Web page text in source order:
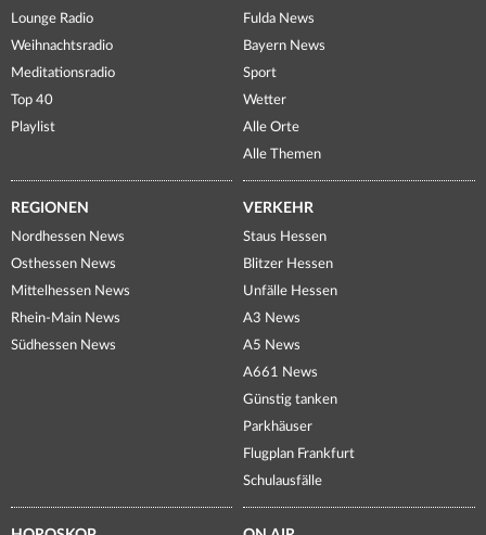
Lounge Radio
Weihnachtsradio
Meditationsradio
Top 40
Playlist
Fulda News
Bayern News
Sport
Wetter
Alle Orte
Alle Themen
REGIONEN
Nordhessen News
Osthessen News
Mittelhessen News
Rhein-Main News
Südhessen News
VERKEHR
Staus Hessen
Blitzer Hessen
Unfälle Hessen
A3 News
A5 News
A661 News
Günstig tanken
Parkhäuser
Flugplan Frankfurt
Schulausfälle